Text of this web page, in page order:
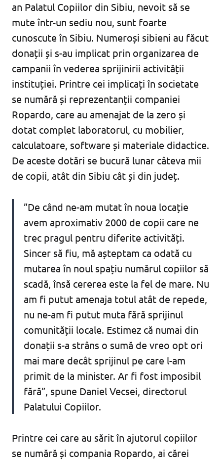
an Palatul Copiilor din Sibiu, nevoit să se
mute într-un sediu nou, sunt foarte
cunoscute în Sibiu. Numeroși sibieni au făcut
donații și s-au implicat prin organizarea de
campanii în vederea sprijinirii activității
instituției. Printre cei implicați în societate
se numără și reprezentanții companiei
Ropardo, care au amenajat de la zero și
dotat complet laboratorul, cu mobilier,
calculatoare, software și materiale didactice.
De aceste dotări se bucură lunar câteva mii
de copii, atât din Sibiu cât și din județ.
”De când ne-am mutat în noua locație
avem aproximativ 2000 de copii care ne
trec pragul pentru diferite activități.
Sincer să fiu, mă așteptam ca odată cu
mutarea în noul spațiu numărul copiilor să
scadă, însă cererea este la fel de mare. Nu
am fi putut amenaja totul atât de repede,
nu ne-am fi putut muta fără sprijinul
comunității locale. Estimez că numai din
donații s-a strâns o sumă de vreo opt ori
mai mare decât sprijinul pe care l-am
primit de la minister. Ar fi fost imposibil
fără”, spune Daniel Vecsei, directorul
Palatului Copiilor.
Printre cei care au sărit în ajutorul copiilor
se numără și compania Ropardo, ai cărei